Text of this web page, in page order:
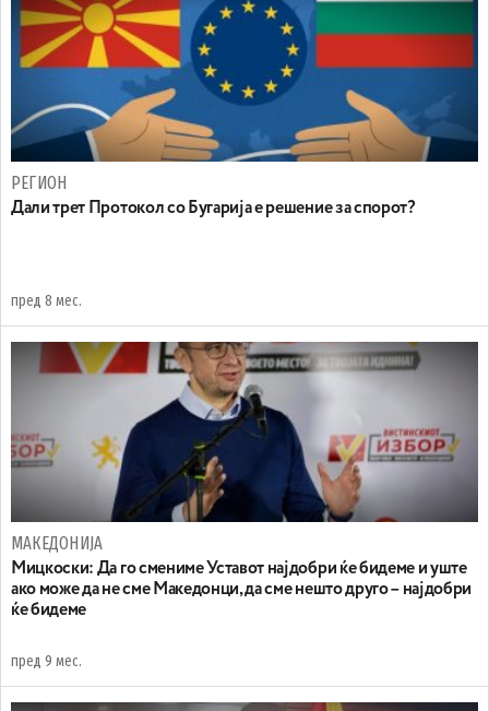
РЕГИОН
Дали трет Протокол со Бугарија е решение за спорот?
пред 8 мес.
МАКЕДОНИЈА
Mицкоски: Да го смениме Уставот најдобри ќе бидеме и уште
ако може да не сме Македонци, да сме нешто друго – најдобри
ќе бидеме
пред 9 мес.